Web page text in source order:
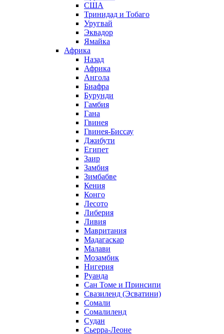
США
Тринидад и Тобаго
Уругвай
Эквадор
Ямайка
Африка
Назад
Африка
Ангола
Биафра
Бурунди
Гамбия
Гана
Гвинея
Гвинея-Биссау
Джибути
Египет
Заир
Замбия
Зимбабве
Кения
Конго
Лесото
Либерия
Ливия
Мавритания
Мадагаскар
Малави
Мозамбик
Нигерия
Руанда
Сан Томе и Принсипи
Свазиленд (Эсватини)
Сомали
Сомалиленд
Судан
Сьерра-Леоне